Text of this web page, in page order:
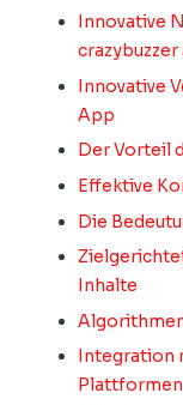
Innovative
Innovative
App
Der Vorteil
Effektive
Die
Inhalte
Integration
Plattformen